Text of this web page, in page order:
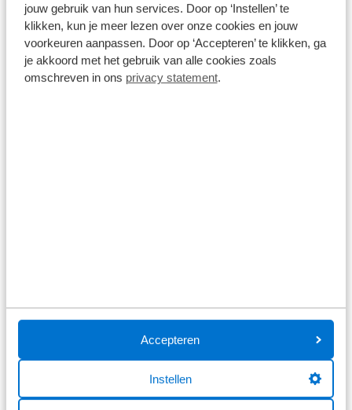
jouw gebruik van hun services. Door op ‘Instellen’ te
klikken, kun je meer lezen over onze cookies en jouw
voorkeuren aanpassen. Door op ‘Accepteren’ te klikken, ga
je akkoord met het gebruik van alle cookies zoals
omschreven in ons privacy statement.
Accepteren
Instellen
Bosch Performance Line Smart 500 Wh 1x5 versnellingen
Riem
€ 4.199,00
waar je wil. Strakke looks worden gecombineerd
met sportieve uitstraling en extra comfort. Met een
Ultimate rij je net zo makkelijk door de stad als over
de heuvels en dat iedere dag weer.
Alle Ultimate-modellen delen een hoogwaardig,